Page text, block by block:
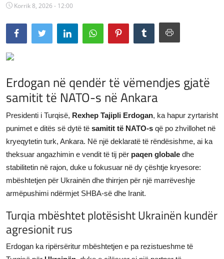
KOSOVA
LAJME NGA BOTA
SHOWBIZ
SHENDETI
JETA
Gallery
Shqip
Korrik 8, 2026 - 12:00
Erdogan në qendër të vëmendjes gjatë
samitit të NATO-s në Ankara
Presidenti i Turqisë, Rexhep Tajipli Erdogan, ka hapur zyrtarisht
punimet e ditës së dytë të samitit të NATO-s që po zhvillohet në
kryeqytetin turk, Ankara. Në një deklaratë të rëndësishme, ai ka
theksuar angazhimin e vendit të tij për paqen globale dhe
stabilitetin në rajon, duke u fokusuar në dy çështje kryesore:
mbështetjen për Ukrainën dhe thirrjen për një marrëveshje
armëpushimi ndërmjet SHBA-së dhe Iranit.
Turqia mbështet plotësisht Ukrainën kundër
agresionit rus
Erdogan ka ripërsëritur mbështetjen e pa rezistueshme të